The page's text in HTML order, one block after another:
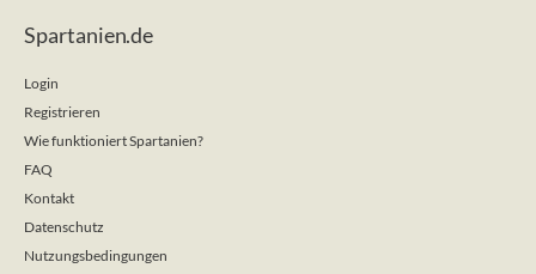
Spartanien.de
Login
Registrieren
Wie funktioniert Spartanien?
FAQ
Kontakt
Datenschutz
Nutzungsbedingungen